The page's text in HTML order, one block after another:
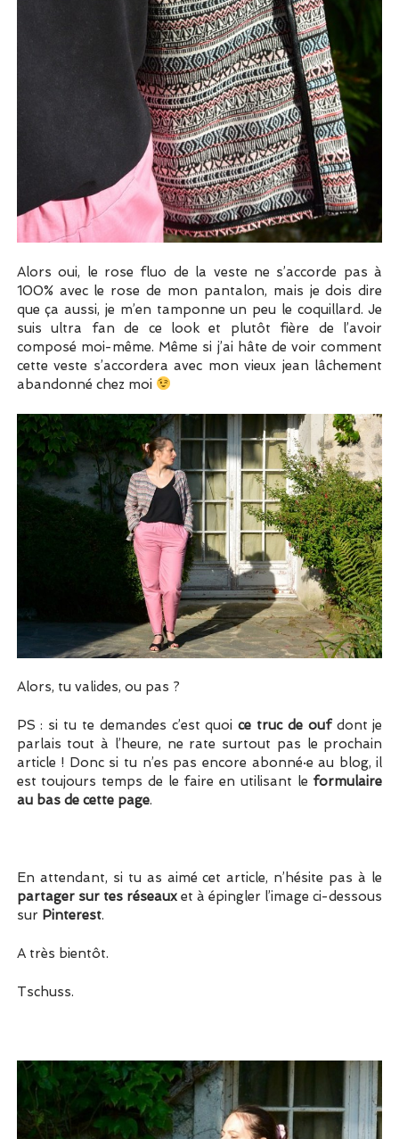
Alors oui, le rose fluo de la veste ne s’accorde pas à
100% avec le rose de mon pantalon, mais je dois dire
que ça aussi, je m’en tamponne un peu le coquillard. Je
suis ultra fan de ce look et plutôt fière de l’avoir
composé moi-même. Même si j’ai hâte de voir comment
cette veste s’accordera avec mon vieux jean lâchement
abandonné chez moi
Alors, tu valides, ou pas ?
PS : si tu te demandes c’est quoice truc de oufdont je
parlais tout à l’heure, ne rate surtout pas le prochain
article ! Donc si tu n’es pas encore abonné·e au blog, il
est toujours temps de le faire en utilisant le formulaire
au bas de cette page.
En attendant, si tu as aimé cet article, n’hésite pas à le
partager sur tes réseauxet à épingler l’image ci-dessous
sur Pinterest.
A très bientôt.
Tschuss.